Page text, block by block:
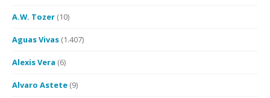
A.W. Tozer (10)
Aguas Vivas (1.407)
Alexis Vera (6)
Alvaro Astete (9)